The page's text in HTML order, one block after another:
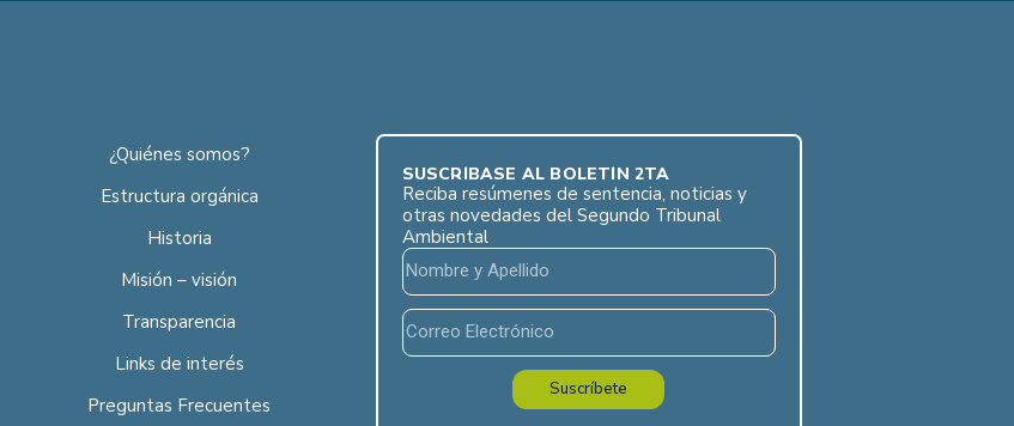
¿Quiénes somos?
Estructura orgánica
Historia
Misión – visión
Transparencia
Links de interés
Preguntas Frecuentes
SUSCRÍBASE AL BOLETÍN 2TA
Reciba resúmenes de sentencia, noticias y
otras novedades del Segundo Tribunal
Ambiental
Suscríbete